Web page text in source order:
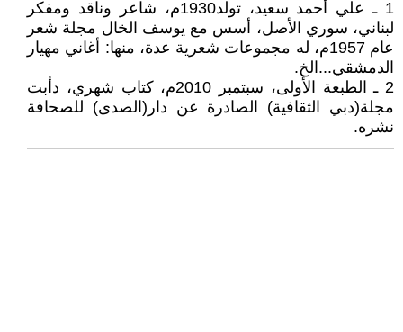
1 ـ علي أحمد سعيد، تولد1930م، شاعر وناقد ومفكر
لبناني، سوري الأصل، أسس مع يوسف الخال مجلة شعر
عام 1957م، له مجموعات شعرية عدة، منها: أغاني مهيار
الدمشقي...الخ.
2 ـ الطبعة الأولى، سبتمبر 2010م، كتاب شهري، دأبت
مجلة(دبي الثقافية) الصادرة عن دار(الصدى) للصحافة
نشره.